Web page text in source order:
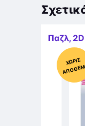
Παζλ,
Χ
ΩΡΊΣ
Α
Π
Ό
ΘΕ